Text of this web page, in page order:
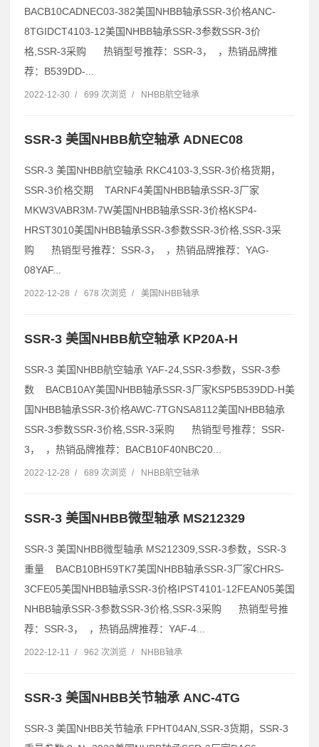
BACB10CADNEC03-382美国NHBB轴承SSR-3价格ANC-
8TGIDCT4103-12美国NHBB轴承SSR-3参数SSR-3价
格,SSR-3采购 热销型号推荐：SSR-3， ，热销品牌推
荐：B539DD-...
2022-12-30 / 699 次浏览 / NHBB航空轴承
SSR-3 美国NHBB航空轴承 ADNEC08
SSR-3 美国NHBB航空轴承 RKC4103-3,SSR-3价格货期，
SSR-3价格交期 TARNF4美国NHBB轴承SSR-3厂家
MKW3VABR3M-7W美国NHBB轴承SSR-3价格KSP4-
HRST3010美国NHBB轴承SSR-3参数SSR-3价格,SSR-3采
购 热销型号推荐：SSR-3， ，热销品牌推荐：YAG-
08YAF...
2022-12-28 / 678 次浏览 / 美国NHBB轴承
SSR-3 美国NHBB航空轴承 KP20A-H
SSR-3 美国NHBB航空轴承 YAF-24,SSR-3参数，SSR-3参
数 BACB10AY美国NHBB轴承SSR-3厂家KSP5B539DD-H美
国NHBB轴承SSR-3价格AWC-7TGNSA8112美国NHBB轴承
SSR-3参数SSR-3价格,SSR-3采购 热销型号推荐：SSR-
3， ，热销品牌推荐：BACB10F40NBC20...
2022-12-28 / 689 次浏览 / NHBB航空轴承
SSR-3 美国NHBB微型轴承 MS212329
SSR-3 美国NHBB微型轴承 MS212309,SSR-3参数，SSR-3
重量 BACB10BH59TK7美国NHBB轴承SSR-3厂家CHRS-
3CFE05美国NHBB轴承SSR-3价格IPST4101-12FEAN05美国
NHBB轴承SSR-3参数SSR-3价格,SSR-3采购 热销型号推
荐：SSR-3， ，热销品牌推荐：YAF-4...
2022-12-11 / 962 次浏览 / NHBB轴承
SSR-3 美国NHBB关节轴承 ANC-4TG
SSR-3 美国NHBB关节轴承 FPHT04AN,SSR-3货期，SSR-3